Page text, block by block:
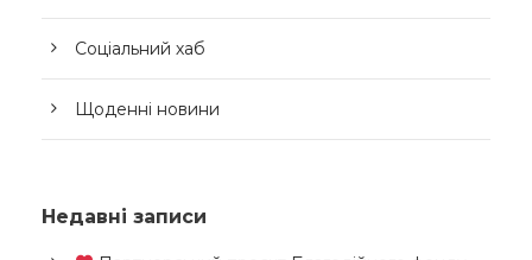
Соціальний хаб
Щоденні новини
Недавні записи